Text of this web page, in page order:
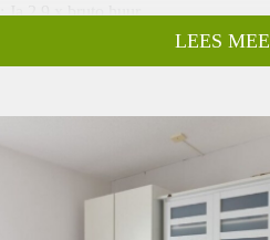
Ja 2,9 x bruto huur
Nee
Nee
Nee
LEES